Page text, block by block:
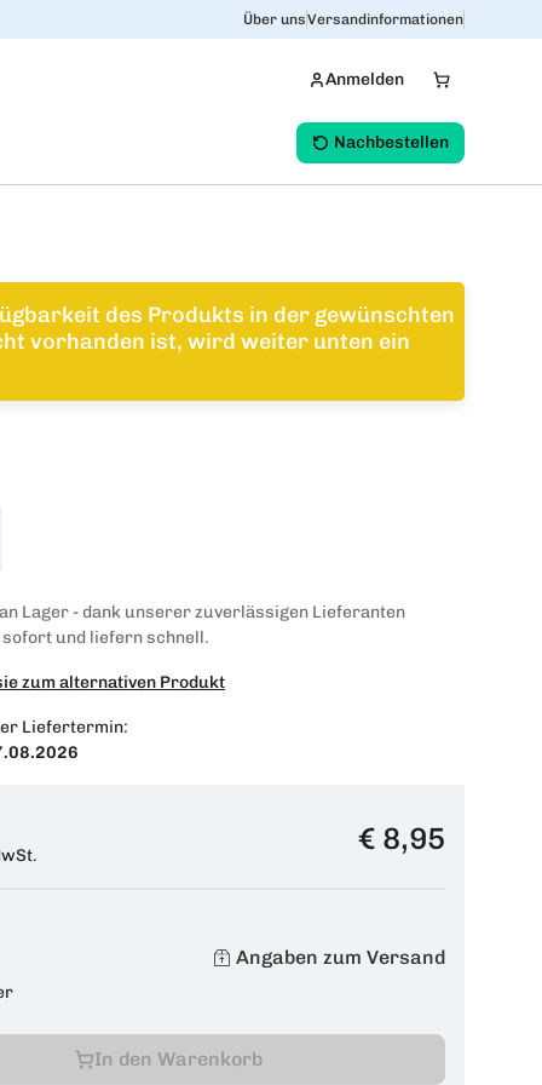
Über unsVersandinformationen
Anmelden
Nachbestellen
des Produkts in der gewünschten
vorhanden ist, wird weiter unten ein
Lager - dank unserer zuverlässigen Lieferanten
und liefern schnell.
zum alternativen Produkt
Liefertermin:
€ 8,95
Angaben zum Versand
In den Warenkorb